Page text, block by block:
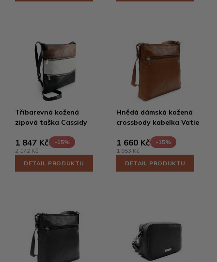
Tříbarevná kožená
zipová taška Cassidy
1 847 Kč
-15%
2 172 Kč
DETAIL PRODUKTU
Hnědá dámská kožená
crossbody kabelka Vatie
1 660 Kč
-15%
1 953 Kč
DETAIL PRODUKTU